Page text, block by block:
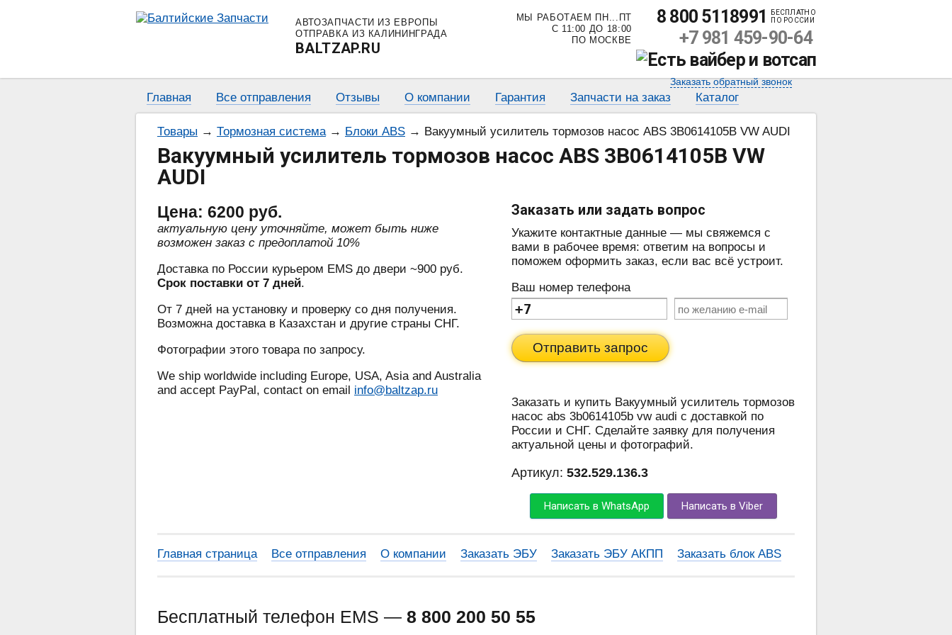
АВТОЗАПЧАСТИ ИЗ ЕВРОПЫ
ОТПРАВКА ИЗ КАЛИНИНГРАДА
BALTZAP.RU
МЫ РАБОТАЕМ ПН...ПТ
С 11:00 ДО 18:00
ПО МОСКВЕ
8 800 5118991
БЕСПЛАТНО
ПО РОССИИ
+7 981 459-90-64
Заказать обратный звонок
Главная Все отправления Отзывы О компании Гарантия Запчасти на заказ Каталог
Товары → Тормозная система→ Блоки ABS → Вакуумный усилитель тормозов насос ABS 3B0614105B VW AUDI
Вакуумный усилитель тормозов насос ABS 3B0614105B VW
AUDI
Цена: 6200 руб.
актуальную цену уточняйте, может быть ниже
возможен заказ с предоплатой 10%
Доставка по России курьером EMS до двери ~900 руб.
Срок поставки от 7 дней.
От 7 дней на установку и проверку со дня получения.
Возможна доставка в Казахстан и другие страны СНГ.
Фотографии этого товара по запросу.
We ship worldwide including Europe, USA, Asia and Australia
and accept PayPal, contact on email info@baltzap.ru
Заказать или задать вопрос
Укажите контактные данные — мы свяжемся с
вами в рабочее время: ответим на вопросы и
поможем оформить заказ, если вас всё устроит.
Ваш номер телефона
Отправить запрос
Заказать и купить Вакуумный усилитель тормозов
насос abs 3b0614105b vw audi с доставкой по
России и СНГ. Сделайте заявку для получения
актуальной цены и фотографий.
Артикул: 532.529.136.3
Написать в WhatsApp Написать в Viber
Главная страница Все отправления О компании Заказать ЭБУ Заказать ЭБУ АКПП Заказать блок ABS
Бесплатный телефон EMS — 8 800 200 50 55